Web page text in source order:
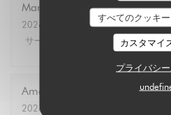
すべてのクッキ
カスタマイ
プライバシ
Marie Christine D
2026-08-02
- 13:30 - ゲスト 2
サービス
4/5 メニュー
Amélie
2026-08-01